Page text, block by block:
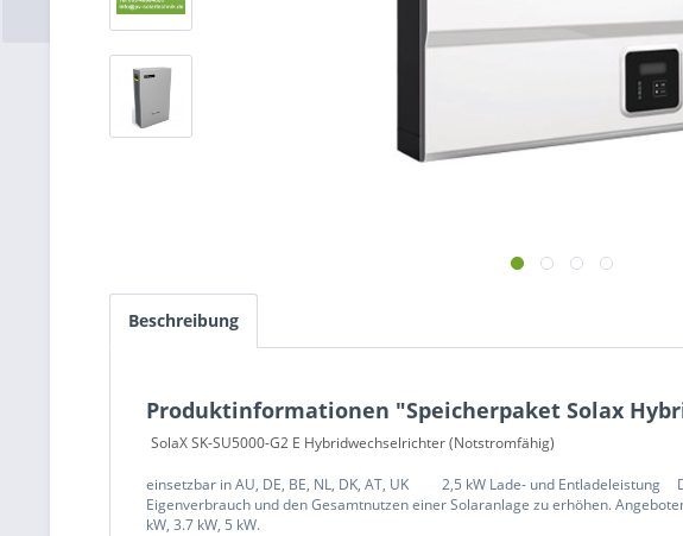
Beschreibung
Produktinformationen "Speicherpaket Solax
SolaX SK-SU5000-G2 E Hybridwechselrichter (Notstromfähig)
einsetzbar in AU, DE, BE, NL, DK, AT, UK 2,5 kW Lade- und Entladeleistung
Eigenverbrauch und den Gesamtnutzen einer Solaranlage zu erhöhen.
kW, 3.7 kW, 5 kW.